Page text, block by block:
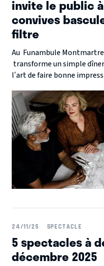
invite le public
convives
filtre
Au Funambule
transforme un simple
l’art de faire bonne
24/11/25 SPECTACLE
5 spectacles à
décembre 2025